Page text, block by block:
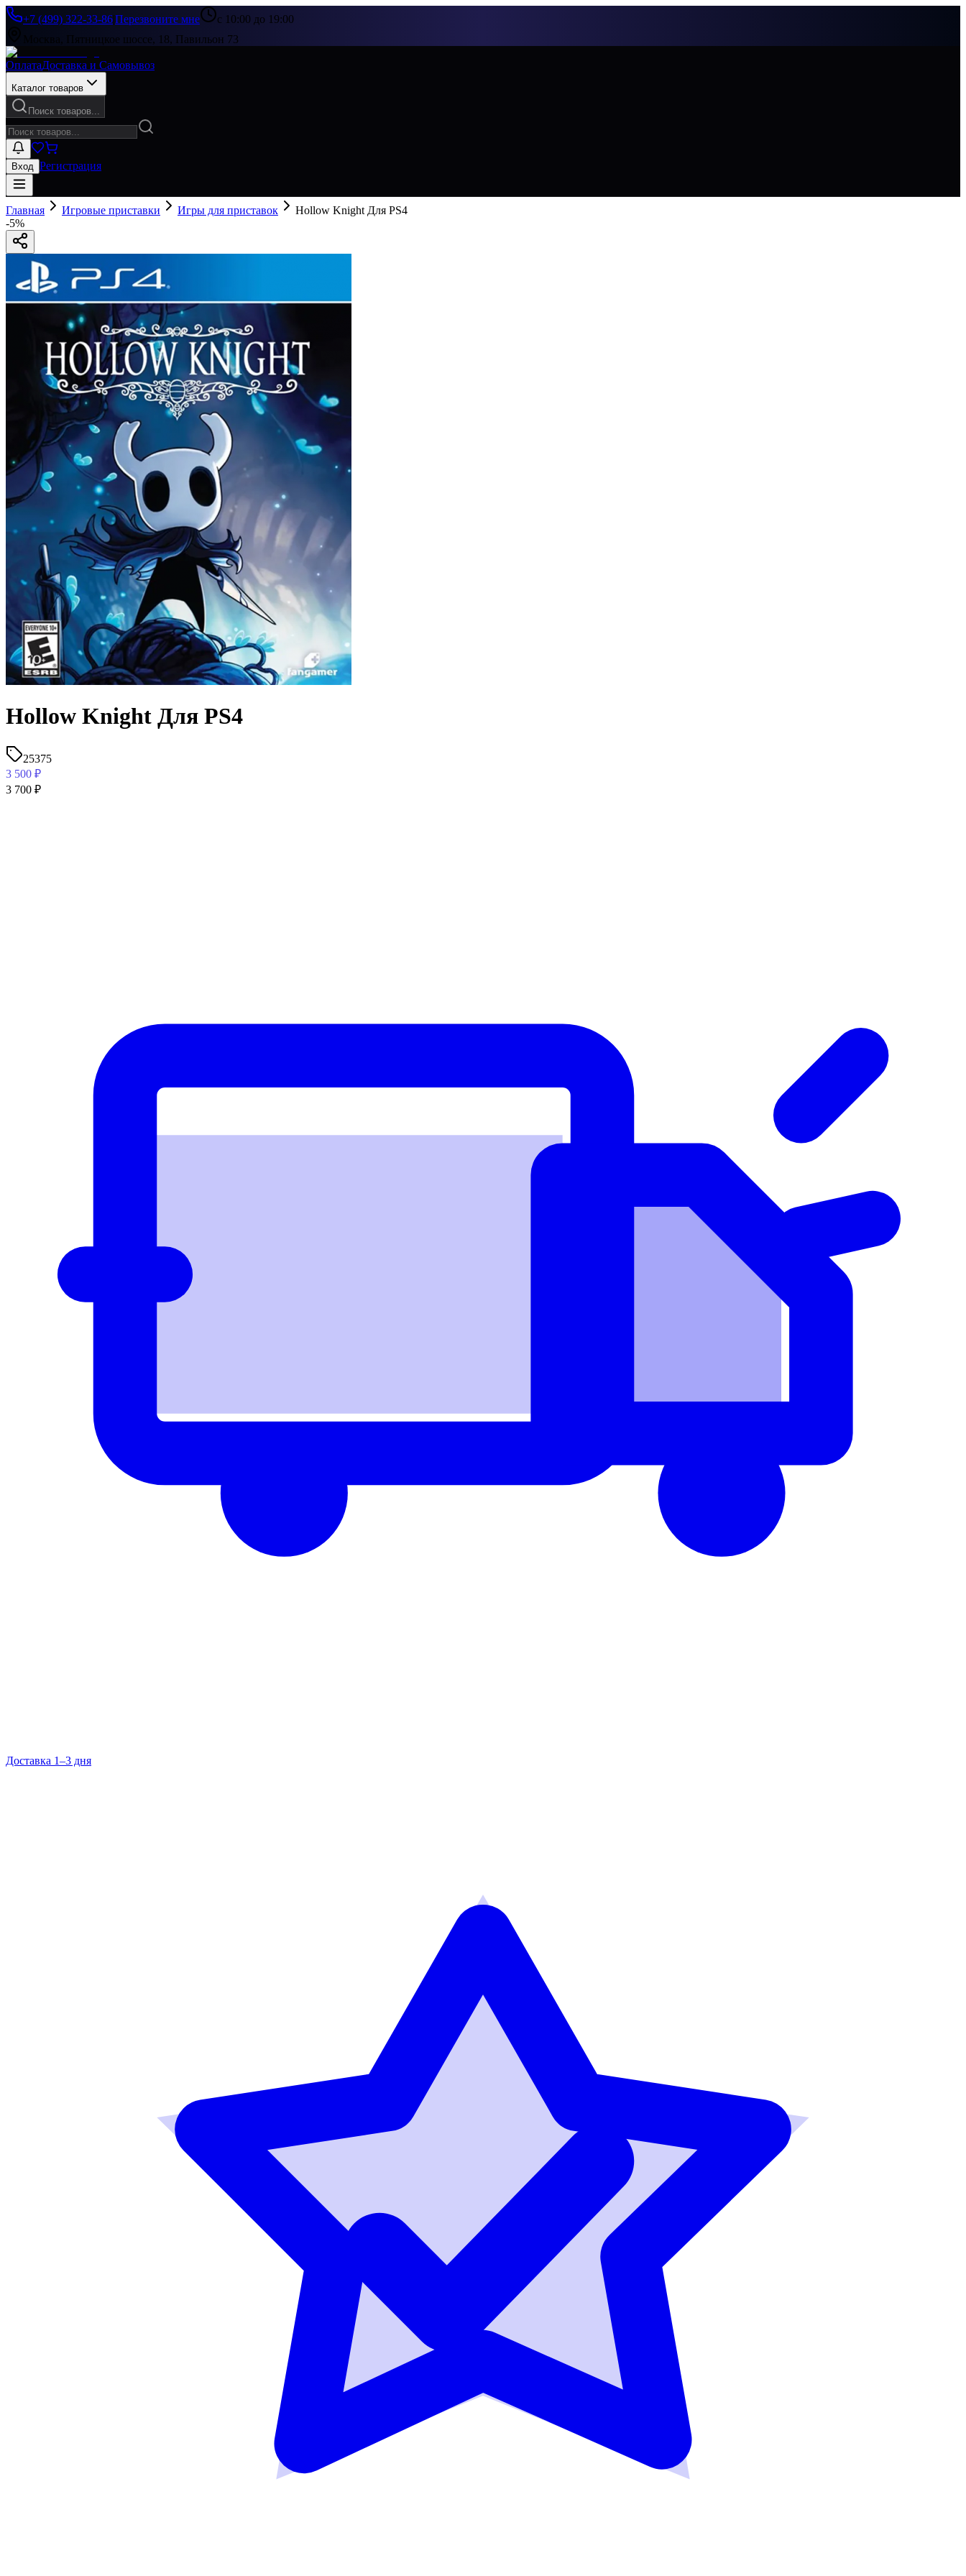
+7 (499) 322-33-86|Перезвоните мне
с 10:00 до 19:00
Москва, Пятницкое шоссе, 18, Павильон 73
ОплатаДоставка и Самовывоз
Каталог товаров
Поиск товаров...
Вход Регистрация
Главная Игровые приставки Игры для приставок
Hollow Knight Для PS4
-5%
Hollow Knight Для PS4
25375
3 500 ₽
3 700 ₽
Доставка 1–3 дня